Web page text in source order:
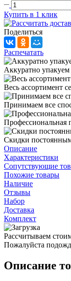
Купить в 1 клик
Поделиться
Распечатать
Аккуратно
Весь ассортимент
Принимаем все
Профессиональная
Скидки
Описание
Характеристики
Сопутствующие
Похожие товары
Наличие
Отзывы
Набор
Доставка
Комплект
Рассчитываем
Пожалуйста
Описание